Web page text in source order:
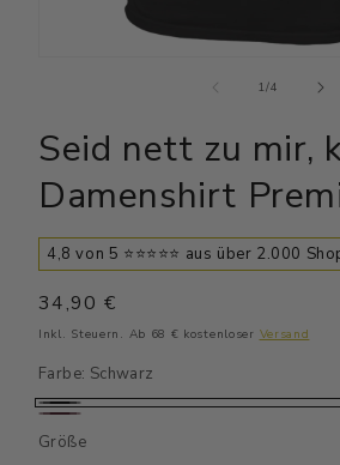
öffnen
1/von
4
Seid nett zu mir,
Damenshirt
4,8 von 5 ⭐⭐⭐⭐⭐ aus über 2.000
Normaler
Preis
34,90 €
Inkl. Steuern. Ab 68 € kostenloser Versand
Farbe: Schwarz
Schwarz
Weinrot
Größe